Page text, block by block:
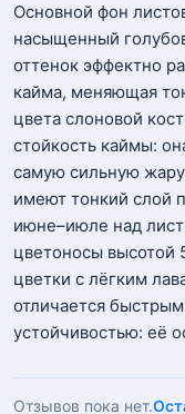
Основной фон
насыщенный
оттенок эффектно
кайма, меняющая
цвета слоновой
стойкость каймы:
самую сильную жару
имеют тонкий слой
июне–июле над
цветоносы высотой
цветки с лёгким
отличается
устойчивостью: её
Отзывов пока нет.